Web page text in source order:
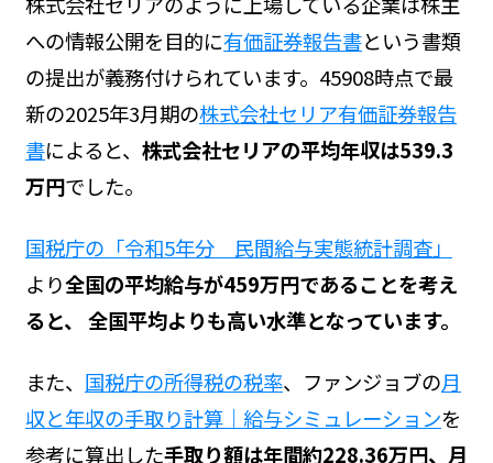
への情報公開を目的に有価証券報告書という書類
の提出が義務付けられています。45908時点で最
新の2025年3月期の株式会社セリア有価証券報告
書によると、 株式会社セリアの平均年収は539.3
万円でした。
国税庁の「令和5年分 民間給与実態統計調査」
より全国の平均給与が459万円であることを考え
ると、 全国平均よりも高い水準となっています。
また、 国税庁の所得税の税率、ファンジョブの月
収と年収の手取り計算｜給与シミュレーションを
参考に算出した手取り額は年間約228.36万円、月